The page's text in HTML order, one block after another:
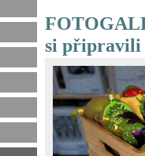
si připravili